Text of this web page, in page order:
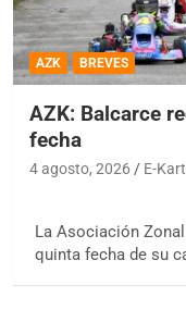
AZK BREVES
AZK: Balcarce
fecha
4 agosto, 2026 E-Kart
La Asociación
quinta fecha de su